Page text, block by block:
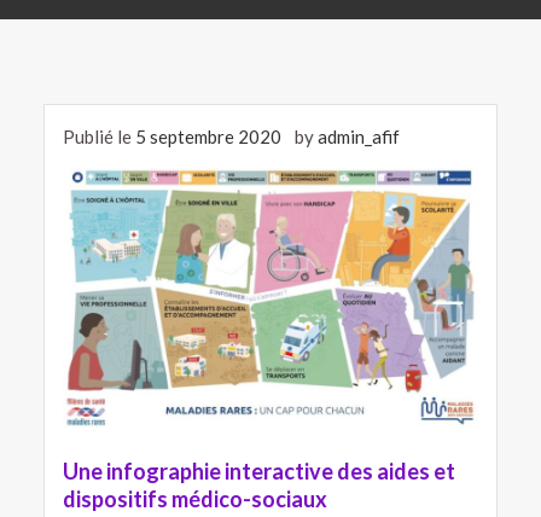
Publié le 5 septembre 2020 byadmin_afif
Une infographie interactive des aides et
dispositifs médico-sociaux